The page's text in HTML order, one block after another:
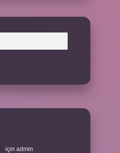
için admin